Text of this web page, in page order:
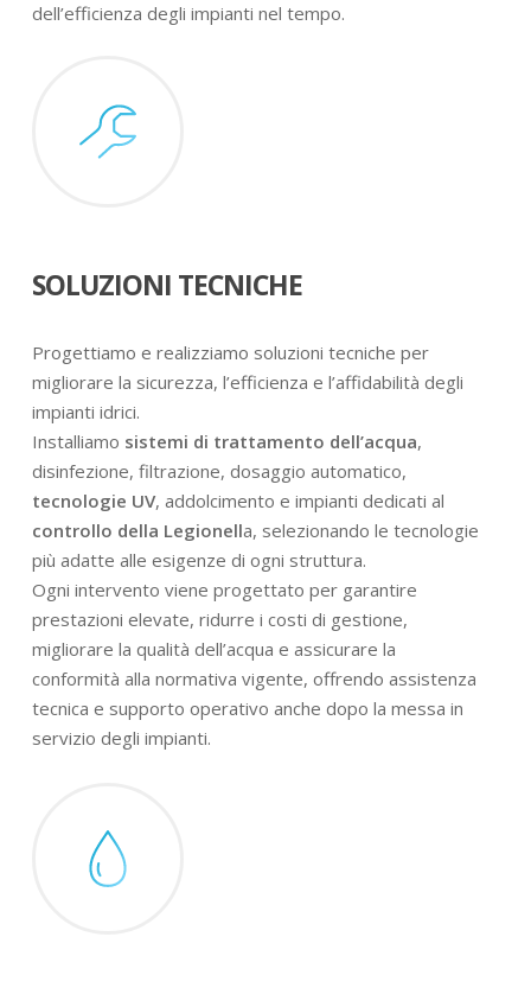
dell’efficienza degli impianti nel tempo.
SOLUZIONI TECNICHE
Progettiamo e realizziamo soluzioni tecniche per
migliorare la sicurezza, l’efficienza e l’affidabilità degli
impianti idrici.
Installiamo sistemi di trattamento dell’acqua,
disinfezione, filtrazione, dosaggio automatico,
tecnologie UV, addolcimento e impianti dedicati al
controllo della Legionella, selezionando le tecnologie
più adatte alle esigenze di ogni struttura.
Ogni intervento viene progettato per garantire
prestazioni elevate, ridurre i costi di gestione,
migliorare la qualità dell’acqua e assicurare la
conformità alla normativa vigente, offrendo assistenza
tecnica e supporto operativo anche dopo la messa in
servizio degli impianti.